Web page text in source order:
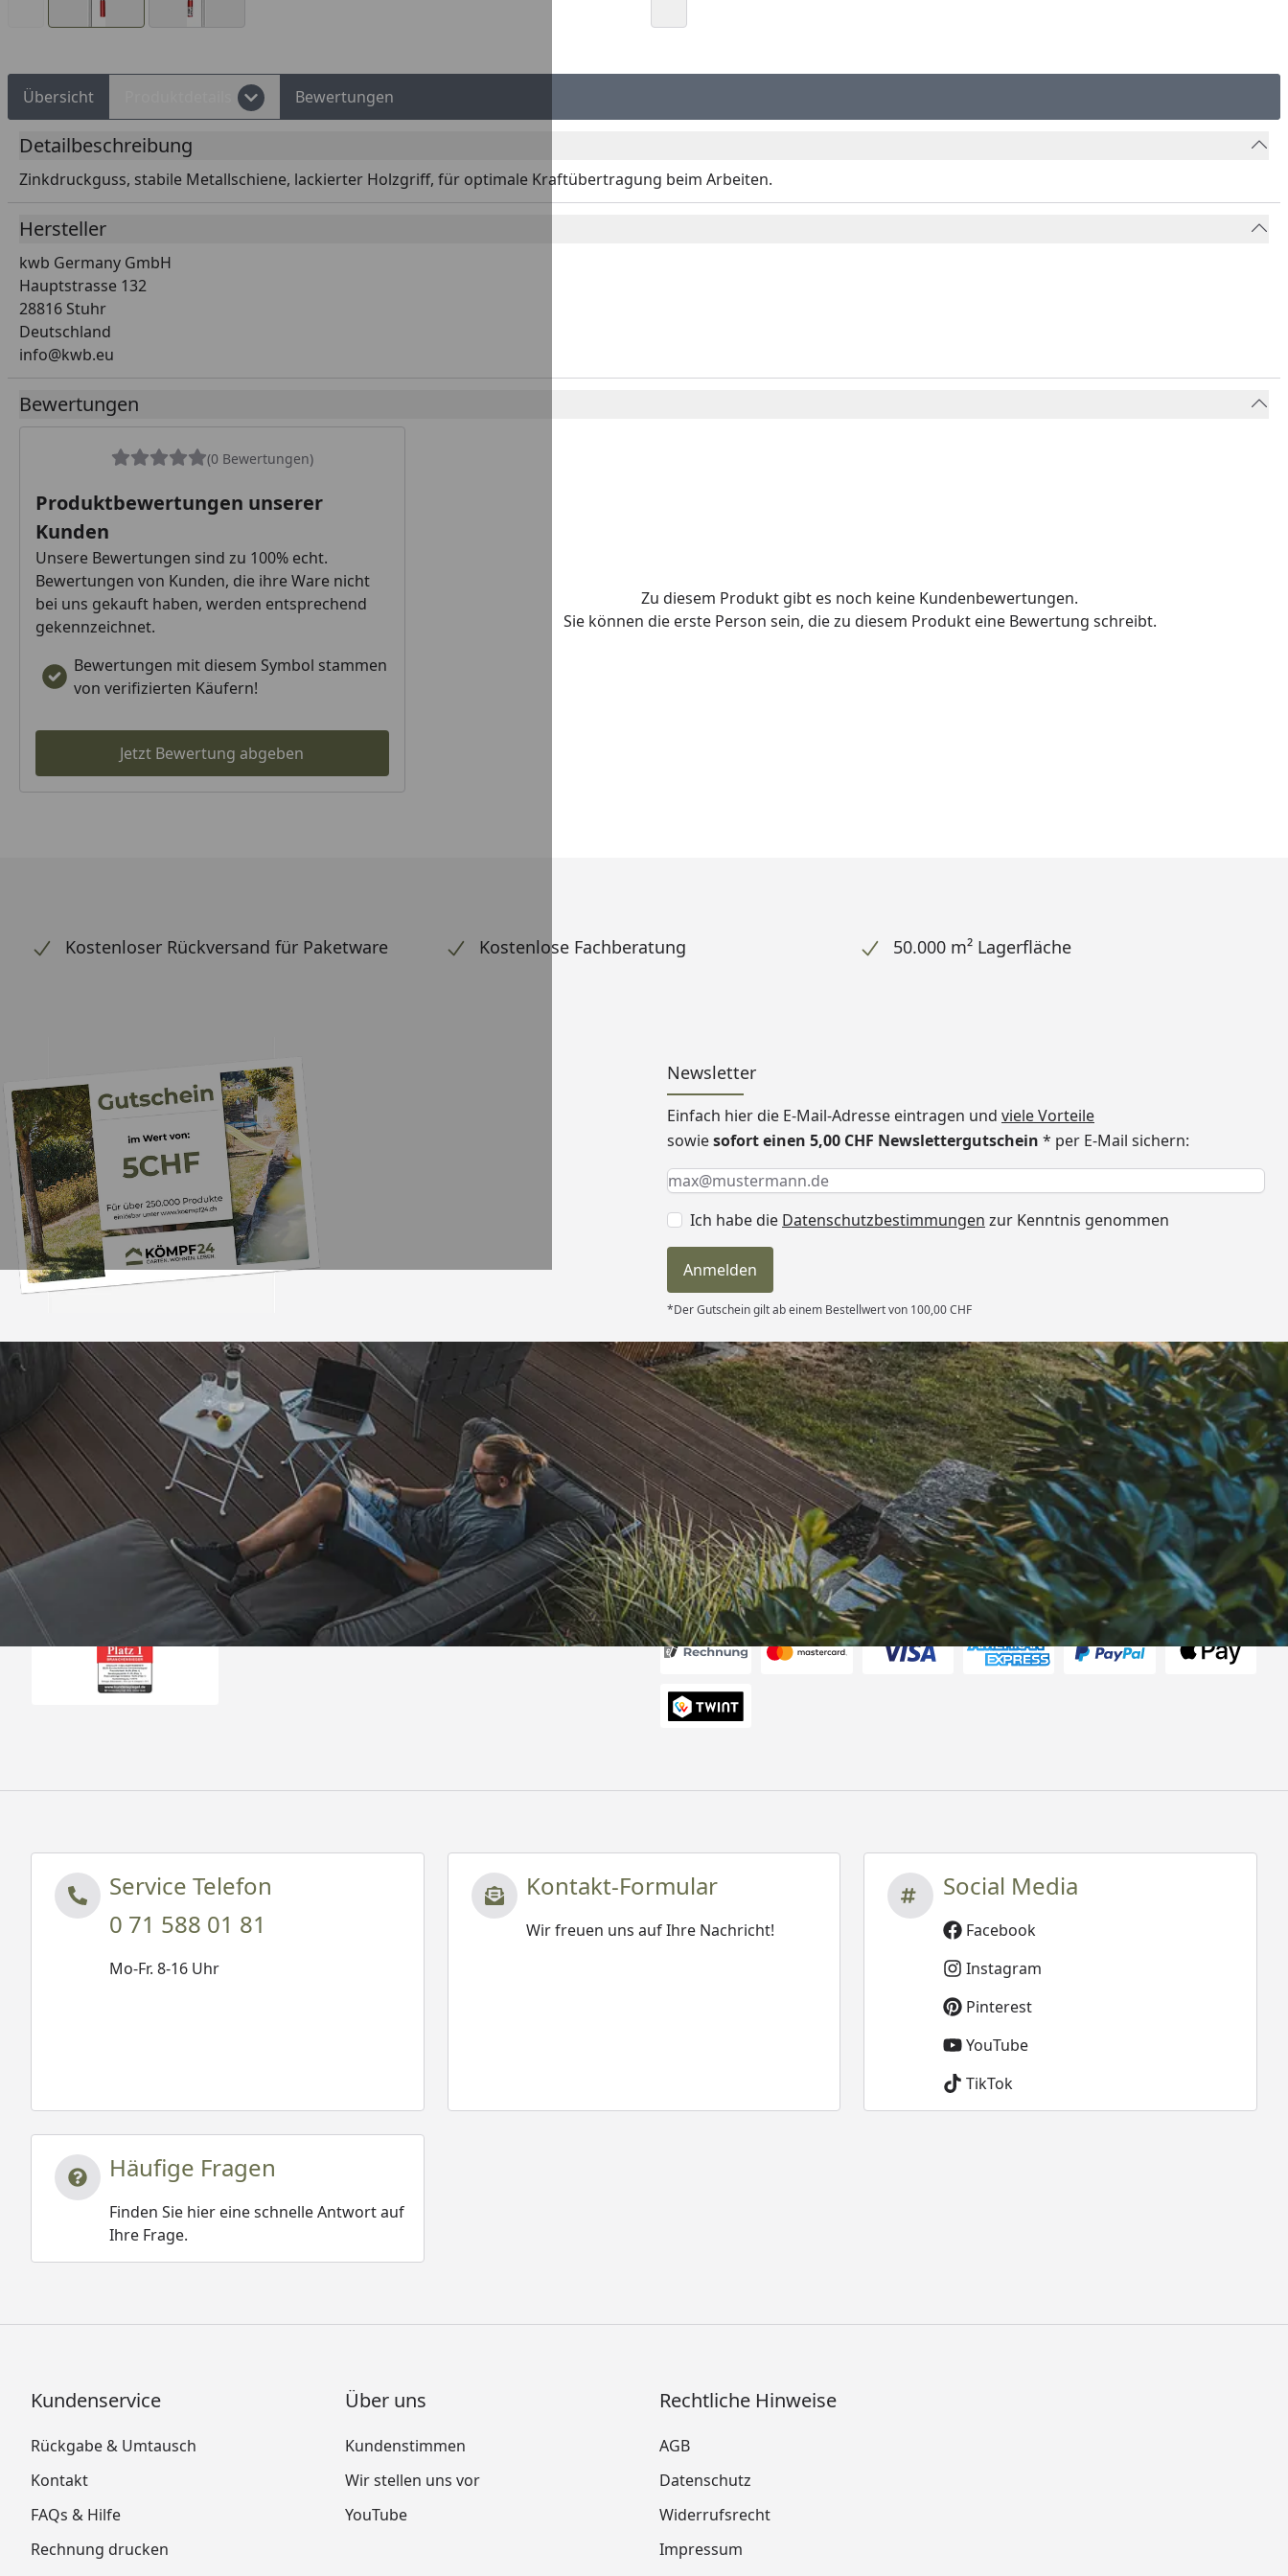
Übersicht Bewertungen
Detailbeschreibung
Zinkdruckguss, stabile Metallschiene, lackierter Holzgriff, für optimale Kraftübertragung beim Arbeiten.
Hersteller
kwb Germany GmbH
Hauptstrasse 132
28816 Stuhr
Deutschland
info@kwb.eu
Bewertungen
(0 Bewertungen)
Produktbewertungen unserer
Kunden
Unsere Bewertungen sind zu 100% echt.
Bewertungen von Kunden, die ihre Ware nicht
bei uns gekauft haben, werden entsprechend
gekennzeichnet.
Bewertungen mit diesem Symbol stammen
von verifizierten Käufern!
Jetzt Bewertung abgeben
Zu diesem Produkt gibt es noch keine Kundenbewertungen.
Sie können die erste Person sein, die zu diesem Produkt eine Bewertung schreibt.
Kostenloser Rückversand für Paketware Kostenlose Fachberatung 50.000 m² Lagerfläche
Newsletter
Einfach hier die E-Mail-Adresse eintragen und viele Vorteile
sowiesofort einen 5,00 CHF Newslettergutschein * per E-Mail sichern:
Keine Eingabe erforderlich
Eingabe erforderlich
E-Mail *
Ich habe die Datenschutzbestimmungen zur Kenntnis genommen
Anmelden
*Der Gutschein gilt ab einem Bestellwert von 100,00 CHF
Trusted Shops
4,81/ 5
25.988 Bewertungen
„Super,leicht und handlich,macht
seine Funktion “
09.08.2026
Versand
Auszeichnungen Akzeptierte Zahlungsarten
Service Telefon
0 71 588 01 81
Mo-Fr. 8-16 Uhr
Kontakt-Formular
Wir freuen uns auf Ihre Nachricht!
Social Media
Facebook
Instagram
Pinterest
YouTube
TikTok
Häufige Fragen
Finden Sie hier eine schnelle Antwort auf
Ihre Frage.
Kundenservice
Rückgabe & Umtausch
Kontakt
FAQs & Hilfe
Rechnung drucken
Über uns
Kundenstimmen
Wir stellen uns vor
YouTube
Rechtliche Hinweise
AGB
Datenschutz
Widerrufsrecht
Impressum